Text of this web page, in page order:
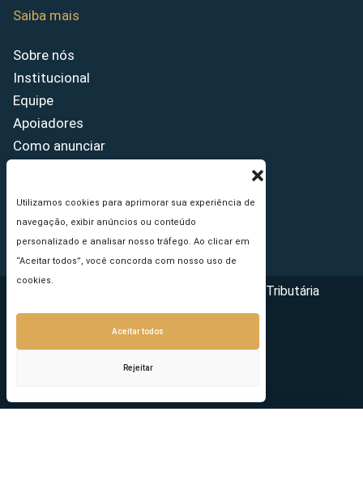
Utilizamos cookies para aprimorar sua experiência de
navegação, exibir anúncios ou conteúdo
personalizado e analisar nosso tráfego. Ao clicar em
“Aceitar todos”, você concorda com nosso uso de
cookies.
Aceitar todos
Rejeitar
Saiba mais
Sobre nós
Institucional
Equipe
Apoiadores
Como anunciar
Princípios Editoriais
Copyright © 2026 - Portal da Reforma Tributária